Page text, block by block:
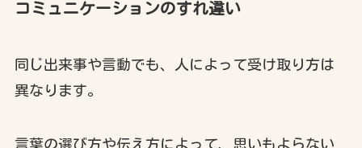
コミュニケーションのすれ違い
同じ出来事や言動でも、人によって受け取り方は
異なります。
言葉の選び方や伝え方によって、思いもよらない